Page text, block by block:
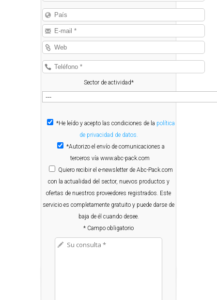
Sector de actividad*
*He leído y acepto las condiciones de la política
de privacidad de datos.
*Autorizo el envío de comunicaciones a
terceros vía www.abc-pack.com
Quiero recibir el e-newsletter de Abc-Pack.com
con la actualidad del sector, nuevos productos y
ofertas de nuestros proveedores registrados. Este
servicio es completamente gratuito y puede darse de
baja de él cuando desee.
* Campo obligatorio